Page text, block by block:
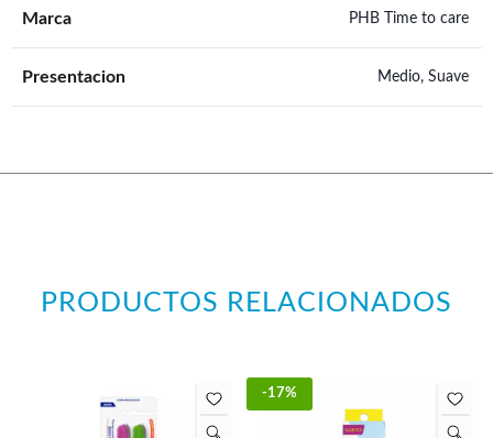
Marca PHB Time to care
Presentacion Medio, Suave
PRODUCTOS RELACIONADOS
-17%